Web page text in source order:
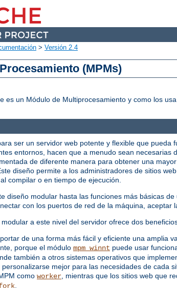
> Versión 2.4
(MPMs)
es un Módulo de Multiprocesamiento y como los
ser un servidor web potente y flexible que
entornos, hacen que a menudo sean
de diferente manera para obtener una
diseño permite a los administradores de sitios
compilar o en tiempo de ejecución.
diseño modular hasta las funciones más básicas
con los puertos de red de la máquina,
a este nivel del servidor ofrece dos
de una forma más fácil y eficiente una amplia
porque el módulo mpm_winnt puede usar
también a otros sistemas operativos que
mejor para las necesidades de cada
como worker , mientras que los sitios web que